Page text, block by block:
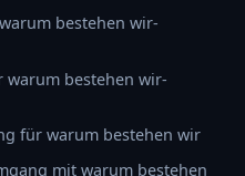
bestehen wir-
warum bestehen wir-
für warum bestehen wir
mit warum bestehen